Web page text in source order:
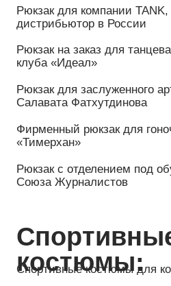
Толстовка на молнии на заказ
Флисовка на заказ для проекта
Travel
Толстовка из флиса на заказ для
Transformator Travel
Толстовка для хоккейного клуба
Динамика (г. Москва)
Толстовки для Академии
Санкт-Петербург
Футболки на заказ для компании
Футболки Oversize для компании
Футболки: